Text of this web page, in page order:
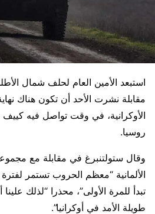
استبعد الأمين العام لحلف شمال
مقابلة نشرت الأحد أن تكون هناك
الأوكرانية، في وقت تواصل فيه
روسيا.
وقال ستولتنبرغ في مقابلة مع
الألمانية “معظم الحروب تستمر
تبدأ للمرة الأولى”، محذرا “لذلك
طويلة الأمد في أوكرانيا”.